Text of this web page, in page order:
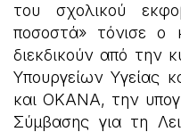
του σχολικού
ποσοστά» τόνισε ο
διεκδικούν από την
Υπουργείων Υγείας
και ΟΚΑΝΑ, την
Σύμβασης για τη